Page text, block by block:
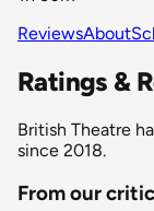
ReviewsAbout
Ratings &
British Theatre
since 2018.
From our